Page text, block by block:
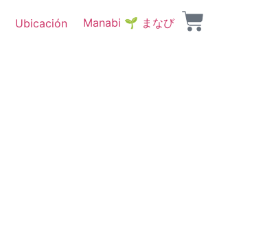
Ubicación Manabi 🌱 まなび